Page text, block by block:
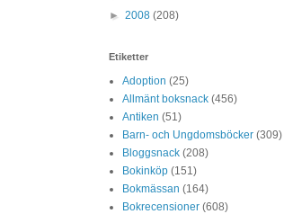
► 2008 (208)
Etiketter
Adoption (25)
Allmänt boksnack (456)
Antiken (51)
Barn- och Ungdomsböcker (309)
Bloggsnack (208)
Bokinköp (151)
Bokmässan (164)
Bokrecensioner (608)